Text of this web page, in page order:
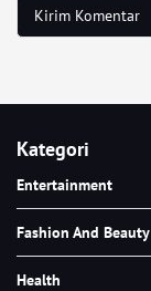
Kategori
Entertainment
Fashion And Beauty
Health